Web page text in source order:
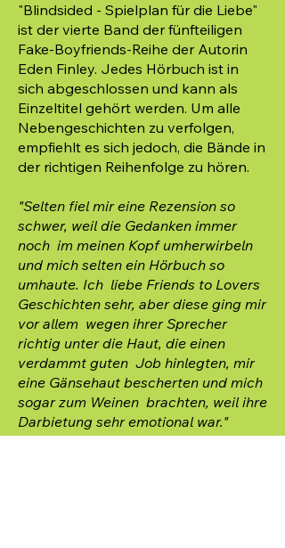
"Blindsided - Spielplan für die Liebe"
ist der vierte Band der fünfteiligen
Fake-Boyfriends-Reihe der Autorin
Eden Finley. Jedes Hörbuch ist in
sich abgeschlossen und kann als
Einzeltitel gehört werden. Um alle
Nebengeschichten zu verfolgen,
empfiehlt es sich jedoch, die Bände in
der richtigen Reihenfolge zu hören.
"Selten fiel mir eine Rezension so
schwer, weil die Gedanken immer
noch im meinen Kopf umherwirbeln
und mich selten ein Hörbuch so
umhaute. Ich liebe Friends to Lovers
Geschichten sehr, aber diese ging mir
vor allem wegen ihrer Sprecher
richtig unter die Haut, die einen
verdammt guten Job hinlegten, mir
eine Gänsehaut bescherten und mich
sogar zum Weinen brachten, weil ihre
Darbietung sehr emotional war."
(Rezensionlovelybooks.de)